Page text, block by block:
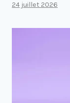
24 juillet 2026